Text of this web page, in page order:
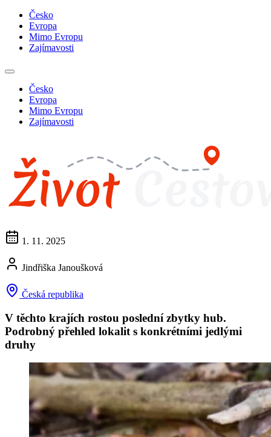
Česko
Evropa
Mimo Evropu
Zajímavosti
Česko
Evropa
Mimo Evropu
Zajímavosti
1. 11. 2025
Jindřiška Janoušková
Česká republika
V těchto krajích rostou poslední zbytky hub.
Podrobný přehled lokalit s konkrétními jedlými
druhy